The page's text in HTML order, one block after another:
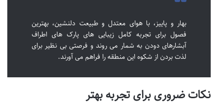
بهار و پاییز، با هوای معتدل و طبیعت دلنشین، بهترین
فصول برای تجربه کامل زیبایی های پارک های اطراف
آبشارهای دودن به شمار می روند و فرصتی بی نظیر برای
لذت بردن از شکوه این منطقه را فراهم می آورند.
نکات ضروری برای تجربه بهتر